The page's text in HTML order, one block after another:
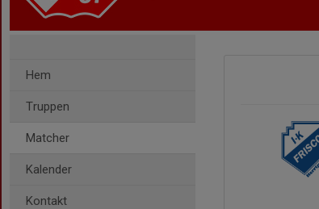
Hem
Truppen
Matcher
Kalender
Kontakt